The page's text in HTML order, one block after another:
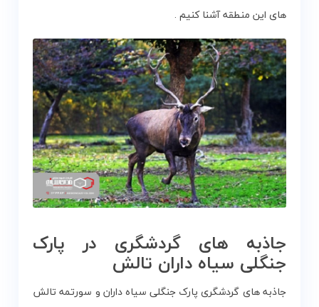
های این منطقه آشنا کنیم .
جاذبه های گردشگری در پارک
جنگلی سیاه داران تالش
جاذبه های گردشگری پارک جنگلی سیاه داران و سورتمه تالش